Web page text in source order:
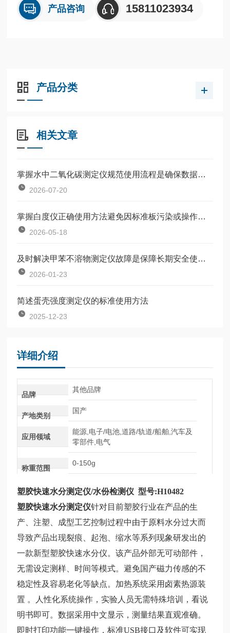
产品咨询 15811023934
产品分类
相关文章
掌握水中二氧化碳测定仪规范使用流程是确保数据准确可靠的前提
2026-07-20
掌握白度仪正确使用方法避免因标准板污染或操作不规范引入误差
2026-05-18
及时解决甲苯不溶物测定仪故障是保障长期安全使用的关键
2026-01-23
简述蛋壳强度测定仪的标准使用方法
2025-12-23
详细介绍
品牌
其他品牌
产地类别
国产
应用领域
能源,电子/电池,道路/轨道/船舶,汽车及
零部件,电气
称重范围
0-150g
塑胶快速水分测定仪/水份检测仪 型号:H10482
塑胶快速水分测定仪针对目前塑胶行业在产品的生
产、注塑、成型工艺控制过程中由于原料水分过大而
导致产品出现裂痕、起泡、缩水等系列现象研发出的
一款新型塑胶快速水分仪。该产品外部无可动部件，
无需设定测样、时间等模式。避免国产磁力传感的不
稳定性及容易老化等缺点。加热系统采用卤素热源装
置 。人性化系统操作，实验人员无需特殊培训，看说
明书即可。数据采用中文显示，测量结果直观准确。
即时打印功能一键操作，标准USB接口及软件可实现